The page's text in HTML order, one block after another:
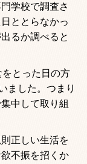
学校で調査さ
ととらなかっ
るか調べると
とった日の方
ました。つまり
中して取り組
正しい生活を
不振を招くか